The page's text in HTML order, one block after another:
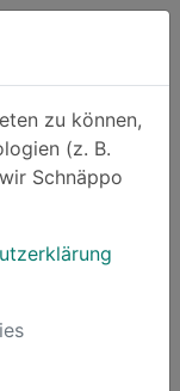
springen
zu können,
(z. B.
Schnäppo
Suchen
DE